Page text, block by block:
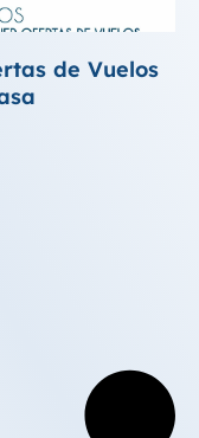
de Vuelos